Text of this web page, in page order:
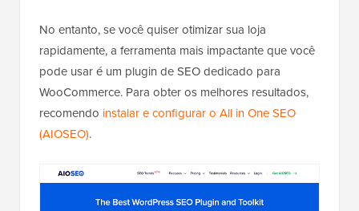
No entanto, se você quiser otimizar sua loja
rapidamente, a ferramenta mais impactante que você
pode usar é um plugin de SEO dedicado para
WooCommerce. Para obter os melhores resultados,
recomendo instalar e configurar o All in One SEO
(AIOSEO).